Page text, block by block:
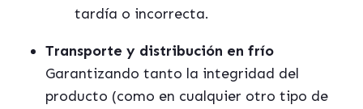
tardía o incorrecta.
Transporte y distribución en frío
Garantizando tanto la integridad del
producto (como en cualquier otro tipo de